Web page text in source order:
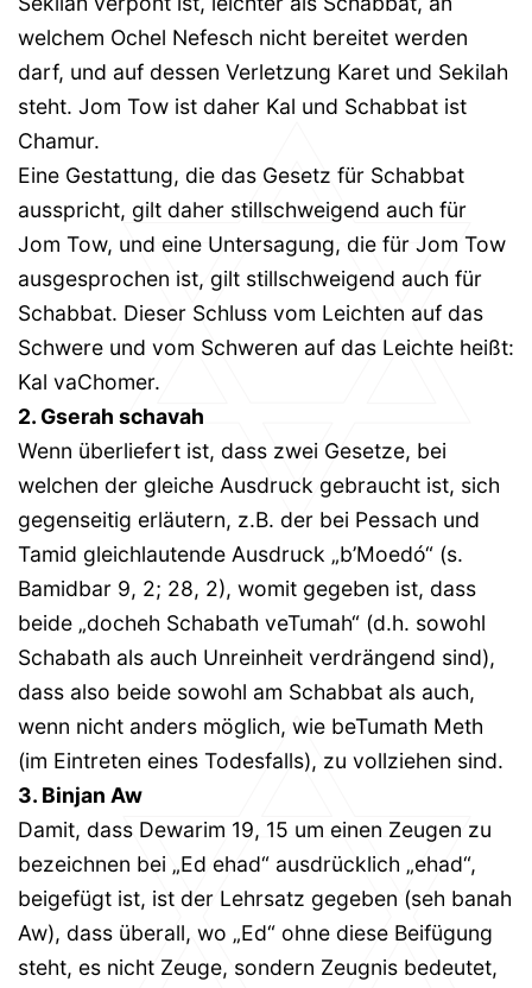
welchem Ochel Nefesch nicht bereitet werden
darf, und auf dessen Verletzung Karet und Sekilah
steht. Jom Tow ist daher Kal und Schabbat ist
Chamur.
Eine Gestattung, die das Gesetz für Schabbat
ausspricht, gilt daher stillschweigend auch für
Jom Tow, und eine Untersagung, die für Jom Tow
ausgesprochen ist, gilt stillschweigend auch für
Schabbat. Dieser Schluss vom Leichten auf das
Schwere und vom Schweren auf das Leichte heißt:
Kal vaChomer.
2. Gserah schavah
Wenn überliefert ist, dass zwei Gesetze, bei
welchen der gleiche Ausdruck gebraucht ist, sich
gegenseitig erläutern, z.B. der bei Pessach und
Tamid gleichlautende Ausdruck „b’Moedó“ (s.
Bamidbar 9, 2; 28, 2), womit gegeben ist, dass
beide „docheh Schabath veTumah“ (d.h. sowohl
Schabath als auch Unreinheit verdrängend sind),
dass also beide sowohl am Schabbat als auch,
wenn nicht anders möglich, wie beTumath Meth
(im Eintreten eines Todesfalls), zu vollziehen sind.
3. Binjan Aw
Damit, dass Dewarim 19, 15 um einen Zeugen zu
bezeichnen bei „Ed ehad“ ausdrücklich „ehad“,
beigefügt ist, ist der Lehrsatz gegeben (seh banah
Aw), dass überall, wo „Ed“ ohne diese Beifügung
steht, es nicht Zeuge, sondern Zeugnis bedeutet,